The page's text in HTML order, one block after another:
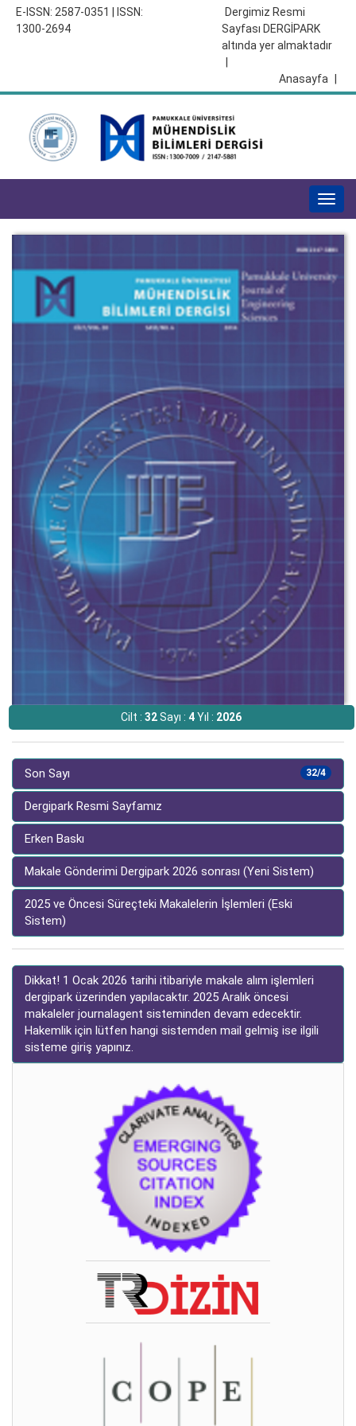
E-ISSN: 2587-0351 | ISSN:
1300-2694
Dergimiz Resmi
Sayfası DERGİPARK
altında yer almaktadır
Anasayfa
Cilt :32Sayı :4Yıl : 2026
32/4
Son Sayı
Dergipark Resmi Sayfamız
Erken Baskı
Makale Gönderimi Dergipark 2026 sonrası (Yeni Sistem)
2025 ve Öncesi Süreçteki Makalelerin İşlemleri (Eski
Sistem)
Dikkat! 1 Ocak 2026 tarihi itibariyle makale alım işlemleri
dergipark üzerinden yapılacaktır. 2025 Aralık öncesi
makaleler journalagent sisteminden devam edecektir.
Hakemlik için lütfen hangi sistemden mail gelmiş ise ilgili
sisteme giriş yapınız.